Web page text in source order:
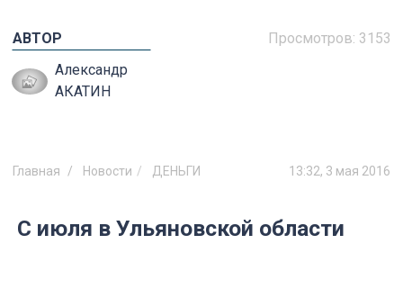
Просмотров: 3153
АВТОР
Александр
АКАТИН
Главная Новости ДЕНЬГИ 13:32, 3 мая 2016
С июля в Ульяновской области